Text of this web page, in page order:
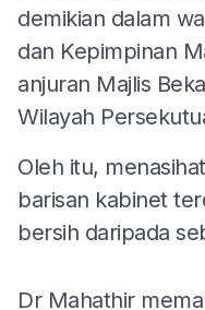
demikian dalam
dan Kepimpinan
anjuran Majlis
Wilayah
Oleh itu,
barisan kabinet
bersih daripada
Dr Mahathir